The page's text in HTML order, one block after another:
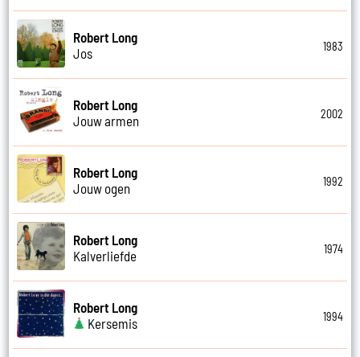
Robert Long
Jos
1983
Robert Long
Jouw armen
2002
Robert Long
Jouw ogen
1992
Robert Long
Kalverliefde
1974
Robert Long
Kersemis
1994